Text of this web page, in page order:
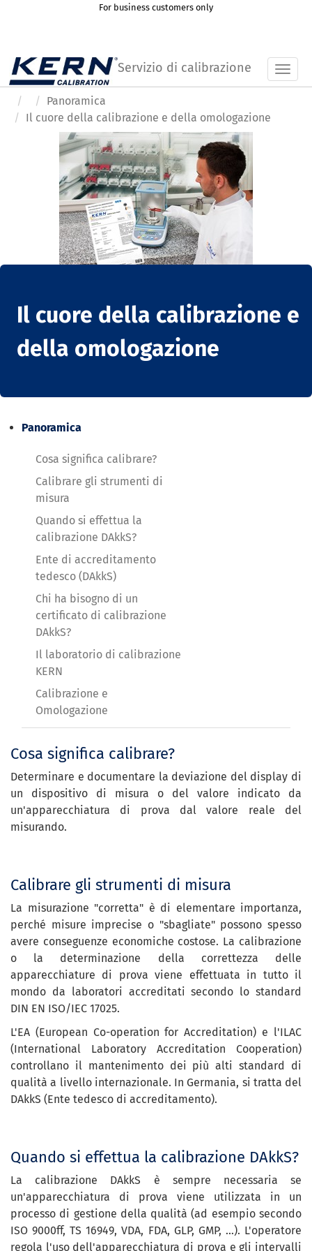
For business customers only
Servizio di calibrazione
Panoramica
Il cuore della calibrazione e della omologazione
Il cuore della calibrazione e
della omologazione
Panoramica
Cosa significa calibrare?
Calibrare gli strumenti di
misura
Quando si effettua la
calibrazione DAkkS?
Ente di accreditamento
tedesco (DAkkS)
Chi ha bisogno di un
certificato di calibrazione
DAkkS?
Il laboratorio di calibrazione
KERN
Calibrazione e
Omologazione
Cosa significa calibrare?
Determinare e documentare la deviazione del display di
un dispositivo di misura o del valore indicato da
un'apparecchiatura di prova dal valore reale del
misurando.
Calibrare gli strumenti di misura
La misurazione "corretta" è di elementare importanza,
perché misure imprecise o "sbagliate" possono spesso
avere conseguenze economiche costose. La calibrazione
o la determinazione della correttezza delle
apparecchiature di prova viene effettuata in tutto il
mondo da laboratori accreditati secondo lo standard
DIN EN ISO/IEC 17025.
L'EA (European Co-operation for Accreditation) e l'ILAC
(International Laboratory Accreditation Cooperation)
controllano il mantenimento dei più alti standard di
qualità a livello internazionale. In Germania, si tratta del
DAkkS (Ente tedesco di accreditamento).
Quando si effettua la calibrazione DAkkS?
La calibrazione DAkkS è sempre necessaria se
un'apparecchiatura di prova viene utilizzata in un
processo di gestione della qualità (ad esempio secondo
ISO 9000ff, TS 16949, VDA, FDA, GLP, GMP, ...). L'operatore
regola l'uso dell'apparecchiatura di prova e gli intervalli